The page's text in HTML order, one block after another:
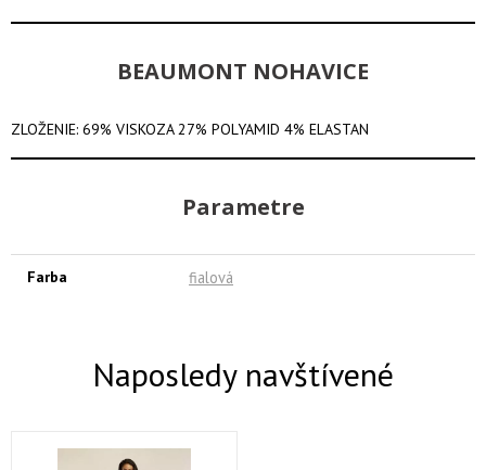
BEAUMONT NOHAVICE
ZLOŽENIE: 69% VISKOZA 27% POLYAMID 4% ELASTAN
Parametre
Farba fialová
Naposledy navštívené